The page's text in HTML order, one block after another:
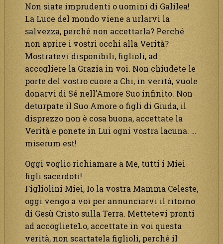
Non siate imprudenti o uomini di Galilea!
La Luce del mondo viene a urlarvi la
salvezza, perché non accettarla? Perché
non aprire i vostri occhi alla Verità?
Mostratevi disponibili, figlioli, ad
accogliere la Grazia in voi. Non chiudete le
porte del vostro cuore a Chi, in verità, vuole
donarvi di Sé nell’Amore Suo infinito. Non
deturpate il Suo Amore o figli di Giuda, il
disprezzo non è cosa buona, accettate la
Verità e ponete in Lui ogni vostra lacuna. …
miserum est!
Oggi voglio richiamare a Me, tutti i Miei
figli sacerdoti!
Figliolini Miei, Io la vostra Mamma Celeste,
oggi vengo a voi per annunciarvi il ritorno
di Gesù Cristo sulla Terra. Mettetevi pronti
ad accoglieteLo, accettate in voi questa
verità, non scartatela figlioli, perché il